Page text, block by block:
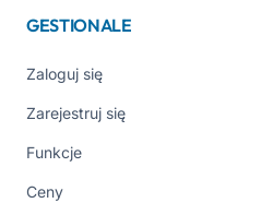
GESTIONALE
Zaloguj się
Zarejestruj się
Funkcje
Ceny